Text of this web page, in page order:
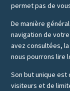
permet pas de
De manière
navigation de
avez consultées,
nous pourrons lire
Son but unique
visiteurs et de